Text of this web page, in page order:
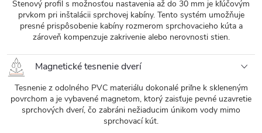
Stenový profil s možnosťou nastavenia až do 30 mm je kľúčovým
prvkom pri inštalácii sprchovej kabíny. Tento systém umožňuje
presné prispôsobenie kabíny rozmerom sprchovacieho kúta a
zároveň kompenzuje zakrivenie alebo nerovnosti stien.
Magnetické tesnenie dverí
Tesnenie z odolného PVC materiálu dokonalé priľne k skleneným
povrchom a je vybavené magnetom, ktorý zaisťuje pevné uzavretie
sprchových dverí, čo zabráni nežiaducim únikom vody mimo
sprchovací kút.